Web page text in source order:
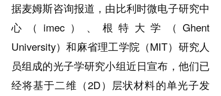
据麦姆斯咨询报道，由比利时微电子研究中
心（imec）、根特大学（Ghent
University）和麻省理工学院（MIT）研究人
员组成的光子学研究小组近日宣布，他们已
经将基于二维（2D）层状材料的单光子发